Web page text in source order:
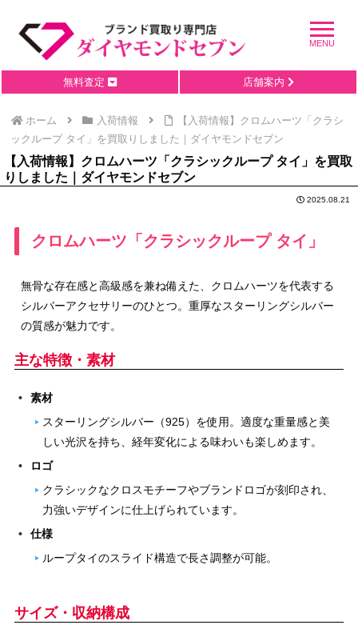
無料査定 店舗案内
ホーム 入荷情報
【入荷情報】クロムハーツ「クラシ
ックループ タイ」を買取りしました｜ダイヤモンドセブン
【入荷情報】クロムハーツ「クラシックループ タイ」を買取
りしました｜ダイヤモンドセブン
2025.08.21
クロムハーツ「クラシックループ タイ」
無骨な存在感と高級感を兼ね備えた、クロムハーツを代表する
シルバーアクセサリーのひとつ。重厚なスターリングシルバー
の質感が魅力です。
主な特徴・素材
素材
スターリングシルバー（925）を使用。適度な重量感と美
しい光沢を持ち、経年変化による味わいも楽しめます。
ロゴ
クラシックなクロスモチーフやブランドロゴが刻印され、
力強いデザインに仕上げられています。
仕様
ループタイのスライド構造で長さ調整が可能。
サイズ・収納構成